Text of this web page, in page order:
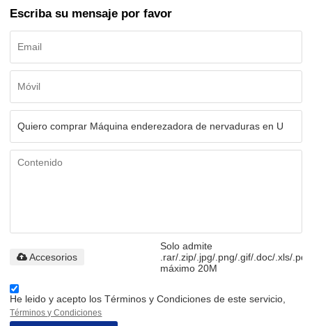
Escriba su mensaje por favor
Solo admite
.rar/.zip/.jpg/.png/.gif/.doc/.xls/.pdf,
máximo 20M
Accesorios
He leido y acepto los Términos y Condiciones de este servicio,
Términos y Condiciones